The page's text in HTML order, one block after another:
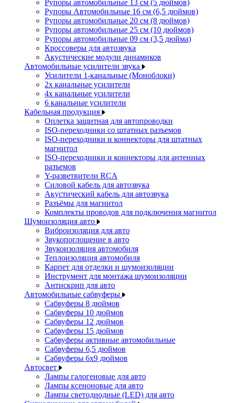
Рупоры автомобильные 13 см (5 дюймов)
Рупоры Автомобильные 16 см (6,5 дюймов)
Рупоры автомобильные 20 см (8 дюймов)
Рупоры автомобильные 25 см (10 дюймов)
Рупоры автомобильные 09 см (3,5 дюйма)
Кроссоверы для автозвука
Акустические модули динамиков
Автомобильные усилители звука
Усилители 1-канальные (Моноблоки)
2х канальные усилители
4х канальные усилители
6 канальные усилители
Кабельная продукция
Оплетка защитная для автопроводки
ISO-переходники со штатных разъемов
ISO-переходники и коннекторы для штатных
магнитол
ISO-переходники и коннекторы для антенных
разъемов
Y-разветвители RCA
Силовой кабель для автозвука
Акустический кабель для автозвука
Разъёмы для магнитол
Комплекты проводов для подключения магнитол
Шумоизоляция авто
Виброизоляция для авто
Звукопоглощение в авто
Звукоизоляция автомобиля
Теплоизоляция автомобиля
Карпет для отделки и шумоизоляции
Инструмент для монтажа шумоизоляции
Антискрип для авто
Автомобильные сабвуферы
Сабвуферы 8 дюймов
Сабвуферы 10 дюймов
Сабвуферы 12 дюймов
Сабвуферы 15 дюймов
Сабвуферы активные автомобильные
Сабвуферы 6,5 дюймов
Сабвуферы 6x9 дюймов
Автосвет
Лампы галогеновые для авто
Лампы ксеноновые для авто
Лампы светодиодные (LED) для авто